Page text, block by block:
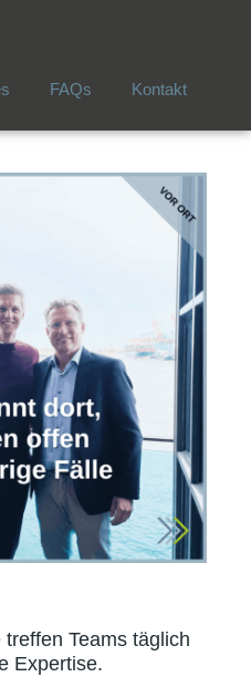
FAQs Kontakt
Teams täglich
Expertise.